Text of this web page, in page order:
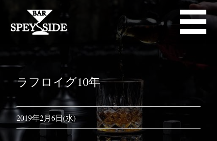
ラフロイグ10年
2019年2月6日(水)